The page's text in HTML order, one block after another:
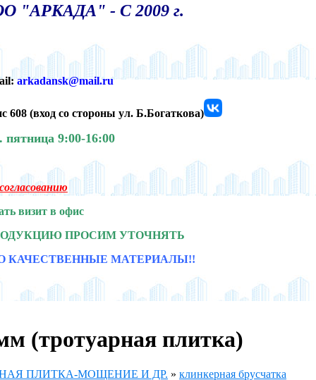
"АРКАДА" - С 2009 г.
arkadansk@mail.ru
608 (вход со стороны ул. Б.Богаткова)
пятница 9:00-16:00
визит в офис
ПРОСИМ УТОЧНЯТЬ
КАЧЕСТВЕННЫЕ МАТЕРИАЛЫ!!
(тротуарная плитка)
ПЛИТКА-МОЩЕНИЕ И ДР. » клинкерная брусчатка